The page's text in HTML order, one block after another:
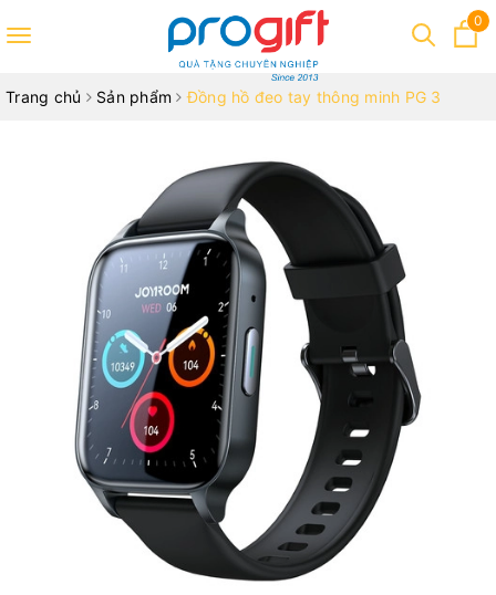
Toggle
0
Trang chủ Sản phẩm Đồng hồ đeo tay thông minh PG 3